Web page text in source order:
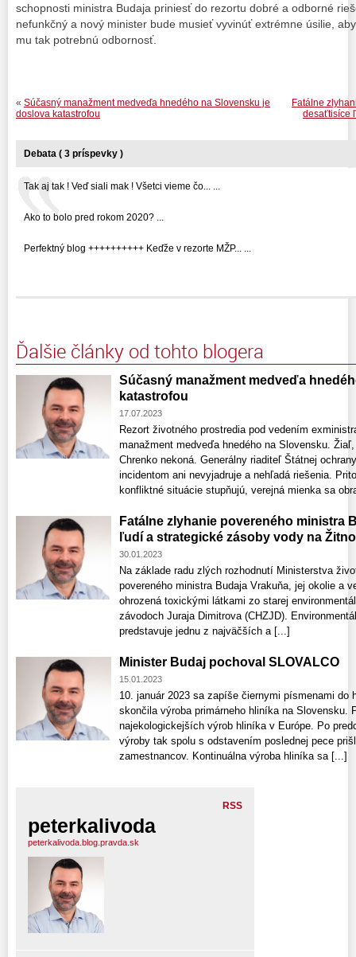
schopnosti ministra Budaja priniesť do rezortu dobré a odborné
nefunkčný a nový minister bude musieť vyvinúť extrémne úsilie,
mu tak potrebnú odbornosť.
Fatálne
desaťtisíce
« Súčasný manažment medveďa hnedého na Slovensku je
doslova katastrofou
Debata ( 3 príspevky )
Tak aj tak ! Veď siali mak ! Všetci vieme čo... ...
Ako to bolo pred rokom 2020? ...
Perfektný blog ++++++++++ Keďže v rezorte MŽP... ...
Ďalšie články od tohto blogera
Súčasný manažment medveďa
katastrofou
17.07.2023
Rezort životného prostredia pod vedením
manažment medveďa hnedého na Slovensku.
Chrenko nekoná. Generálny riaditeľ Štátnej
incidentom ani nevyjadruje a nehľadá riešenia.
konfliktné situácie stupňujú, verejná mienka sa
Fatálne zlyhanie povereného ministra
ľudí a strategické zásoby vody na
30.01.2023
Na základe radu zlých rozhodnutí Ministerstva
povereného ministra Budaja Vrakuňa, jej okolie a
ohrozená toxickými látkami zo starej
závodoch Juraja Dimitrova (CHZJD).
predstavuje jednu z najväčších a [...]
Minister Budaj pochoval SLOVALCO
15.01.2023
10. január 2023 sa zapíše čiernymi písmenami do
skončila výroba primárneho hliníka na Slovensku.
najekologickejších výrob hliníka v Európe. Po
výroby tak spolu s odstavením poslednej pece
zamestnancov. Kontinuálna výroba hliníka sa [...]
RSS
peterkalivoda
peterkalivoda.blog.pravda.sk